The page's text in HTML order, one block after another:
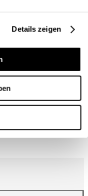
Details zeigen